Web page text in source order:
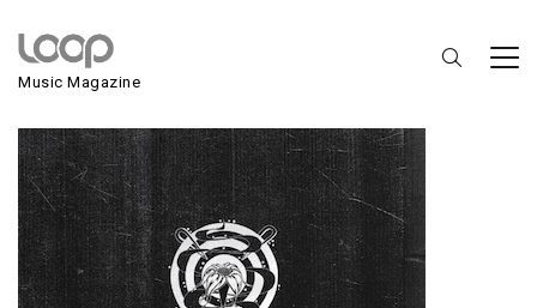
Music Magazine
Mary Lattimore